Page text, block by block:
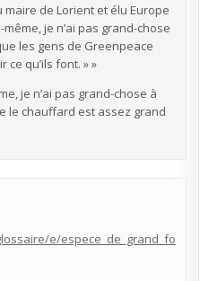
maire de Lorient et élu Europe
même, je n’ai pas grand-chose
les gens de Greenpeace
qu’ils font. » »
je n’ai pas grand-chose à
le chauffard est assez grand
e/espece_de_grand_fo